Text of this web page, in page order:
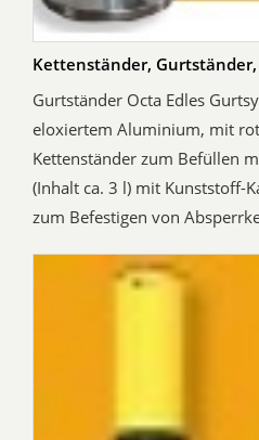
Kettenständer,
Gurtständer Octa Edles
eloxiertem Aluminium, mit
Kettenständer zum Befüllen
(Inhalt ca. 3 l) mit Kunststoff-
zum Befestigen von